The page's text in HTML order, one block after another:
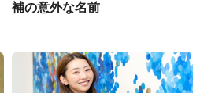
補の意外な名前